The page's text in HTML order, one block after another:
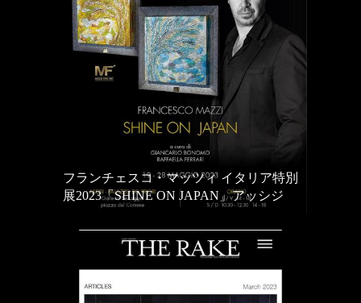
フランチェスコ・マッツィ イタリア特別
展2023「SHINE ON JAPAN」アッシジ